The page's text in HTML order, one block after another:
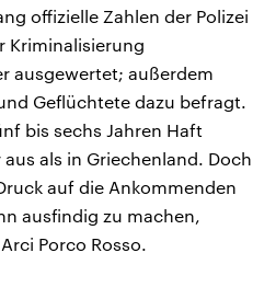
offizielle Zahlen der Polizei
Kriminalisierung
ausgewertet; außerdem
Geflüchtete dazu befragt.
bis sechs Jahren Haft
als in Griechenland. Doch
auf die Ankommenden
ausfindig zu machen,
Porco Rosso.